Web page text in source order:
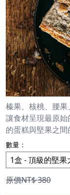
榛果、核桃、腰果
讓食材呈現最原
的蛋糕與堅果之間
數量：
原價NT$380